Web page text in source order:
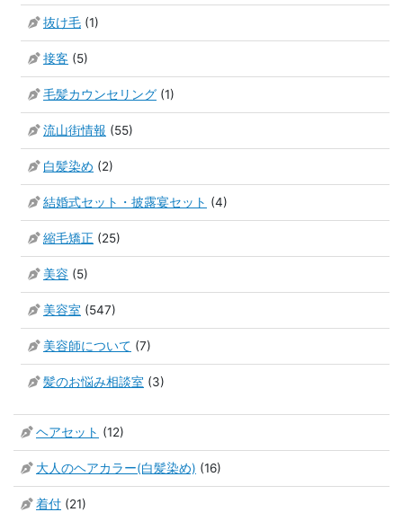
抜け毛 (1)
接客 (5)
毛髪カウンセリング (1)
流山街情報 (55)
白髪染め (2)
結婚式セット・披露宴セット (4)
縮毛矯正 (25)
美容 (5)
美容室 (547)
美容師について (7)
髪のお悩み相談室 (3)
ヘアセット (12)
大人のヘアカラー(白髪染め) (16)
着付 (21)